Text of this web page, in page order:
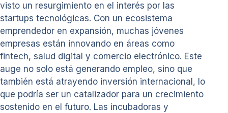
visto un resurgimiento en el interés por las
startups tecnológicas. Con un ecosistema
emprendedor en expansión, muchas jóvenes
empresas están innovando en áreas como
fintech, salud digital y comercio electrónico. Este
auge no solo está generando empleo, sino que
también está atrayendo inversión internacional, lo
que podría ser un catalizador para un crecimiento
sostenido en el futuro. Las incubadoras y